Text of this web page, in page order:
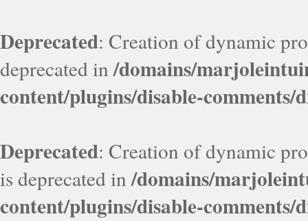
Deprecated: Creation of dynamic
deprecated in/domains/
content/plugins/disable-comments/
Deprecated: Creation of dynamic
is deprecated in/domains/
content/plugins/disable-comments/